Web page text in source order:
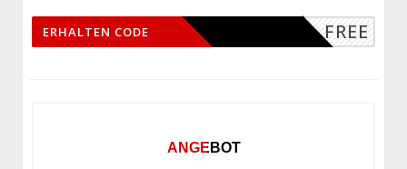
FREE
ERHALTEN CODE
ANGEBOT